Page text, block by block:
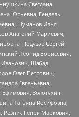
Светлана
Юрьевна, Гендель
Шуманов Илья
Анатолий Мариевич,
Подузов Сергей
Леонид Борисович,
Иванович, Шабад
Олег Петрович,
Евгеньевна,
Золотухин
Татьяна Иосифовна,
Резник Генри Маркович,